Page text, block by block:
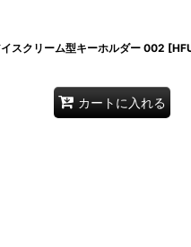
スクリーム型キーホルダー 002 [
カートに入れる